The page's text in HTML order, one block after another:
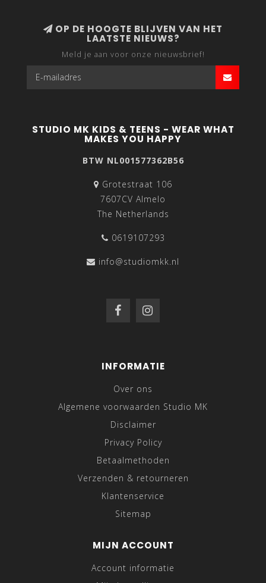
OP DE HOOGTE BLIJVEN VAN HET
LAATSTE NIEUWS?
Meld je aan voor onze nieuwsbrief!
STUDIO MK KIDS & TEENS - WEAR WHAT
MAKES YOU HAPPY
BTW NL001577362B56
Grotestraat 106
7607CV Almelo
The Netherlands
0619107293
info@studiomkk.nl
INFORMATIE
Over ons
Algemene voorwaarden Studio MK
Disclaimer
Privacy Policy
Betaalmethoden
Verzenden & retourneren
Klantenservice
Sitemap
MIJN ACCOUNT
Account informatie